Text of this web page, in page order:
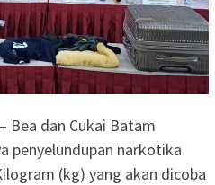
Bea dan Cukai Batam
penyelundupan narkotika
(kg) yang akan dicoba